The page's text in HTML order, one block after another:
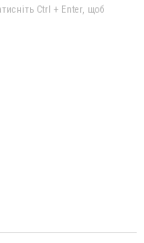
Ctrl + Enter, щоб